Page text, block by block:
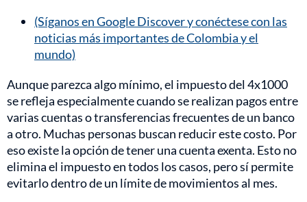
(Síganos en Google Discover y conéctese con las
noticias más importantes de Colombia y el
mundo)
Aunque parezca algo mínimo, el impuesto del 4x1000
se refleja especialmente cuando se realizan pagos entre
varias cuentas o transferencias frecuentes de un banco
a otro. Muchas personas buscan reducir este costo. Por
eso existe la opción de tener una cuenta exenta. Esto no
elimina el impuesto en todos los casos, pero sí permite
evitarlo dentro de un límite de movimientos al mes.